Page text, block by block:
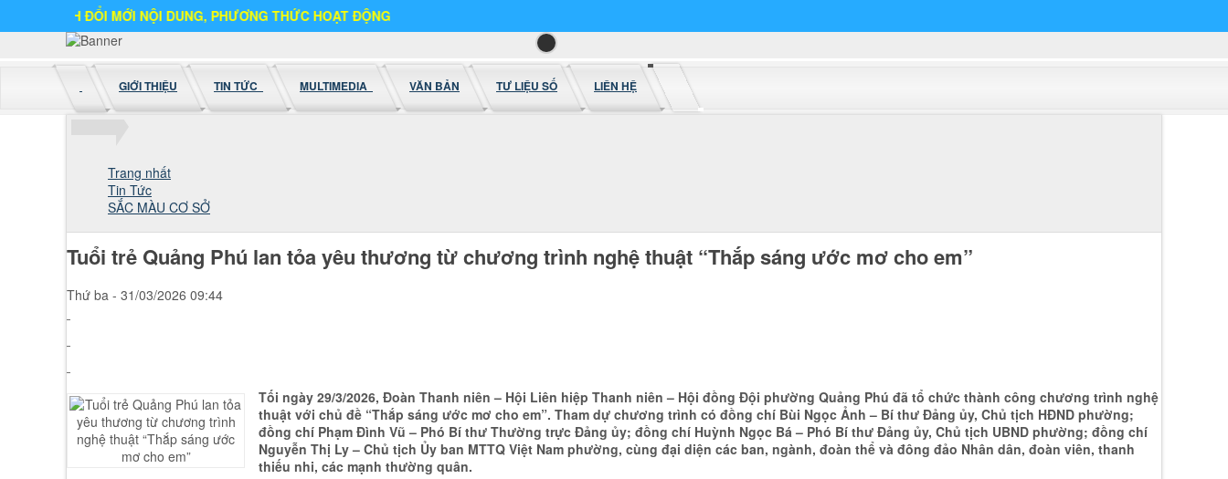
MỚI NỘI DUNG, PHƯƠNG THỨC HOẠT ĐỘNG
GIỚI THIỆU TIN TỨC MULTIMEDIA VĂN BẢN TƯ LIỆU SỐ LIÊN HỆ
Trang nhất
Tin Tức
SẮC MÀU CƠ SỞ
Tuổi trẻ Quảng Phú lan tỏa yêu thương từ chương trình nghệ thuật “Thắp sáng ước mơ cho em”
Thứ ba - 31/03/2026 09:44
Tối ngày 29/3/2026, Đoàn Thanh niên – Hội Liên hiệp Thanh niên – Hội đồng Đội phường Quảng Phú đã tổ chức thành công chương trình nghệ
thuật với chủ đề “Thắp sáng ước mơ cho em”. Tham dự chương trình có đồng chí Bùi Ngọc Ảnh – Bí thư Đảng ủy, Chủ tịch HĐND phường;
đồng chí Phạm Đình Vũ – Phó Bí thư Thường trực Đảng ủy; đồng chí Huỳnh Ngọc Bá – Phó Bí thư Đảng ủy, Chủ tịch UBND phường; đồng chí
Nguyễn Thị Ly – Chủ tịch Ủy ban MTTQ Việt Nam phường, cùng đại diện các ban, ngành, đoàn thể và đông đảo Nhân dân, đoàn viên, thanh
thiếu nhi, các mạnh thường quân.